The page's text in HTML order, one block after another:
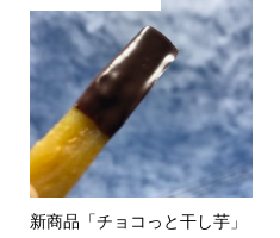
新商品「チョコっと干し芋」